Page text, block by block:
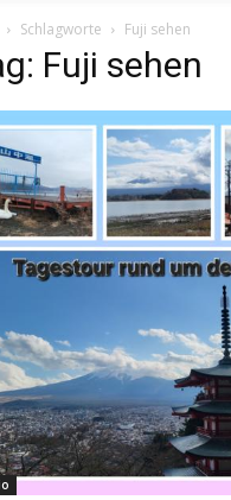
Schlagworte Fuji sehen
Fuji sehen